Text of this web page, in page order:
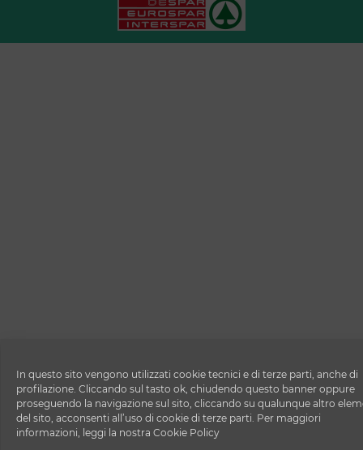
In questo sito vengono utilizzati cookie tecnici e di terze parti, anche di
profilazione. Cliccando sul tasto ok, chiudendo questo banner oppure
proseguendo la navigazione sul sito, cliccando su qualunque altro
del sito, acconsenti all’uso di cookie di terze parti. Per maggiori
informazioni, leggi la nostra Cookie Policy